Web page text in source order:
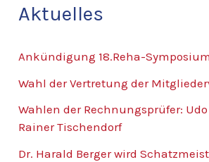
Aktuelles
Ankündigung 18.Reha-Symposium
Wahl der Vertretung der
Wahlen der Rechnungsprüfer:
Rainer Tischendorf
Dr. Harald Berger wird